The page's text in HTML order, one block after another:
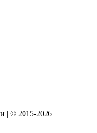
| © 2015-2026